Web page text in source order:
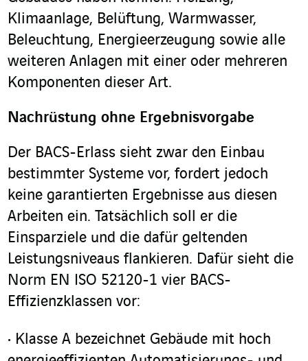
Klimaanlage, Belüftung, Warmwasser,
Beleuchtung, Energieerzeugung sowie alle
weiteren Anlagen mit einer oder mehreren
Komponenten dieser Art.
Nachrüstung ohne Ergebnisvorgabe
Der BACS-Erlass sieht zwar den Einbau
bestimmter Systeme vor, fordert jedoch
keine garantierten Ergebnisse aus diesen
Arbeiten ein. Tatsächlich soll er die
Einsparziele und die dafür geltenden
Leistungsniveaus flankieren. Dafür sieht die
Norm EN ISO 52120-1 vier BACS-
Effizienzklassen vor:
Klasse A bezeichnet Gebäude mit hoch